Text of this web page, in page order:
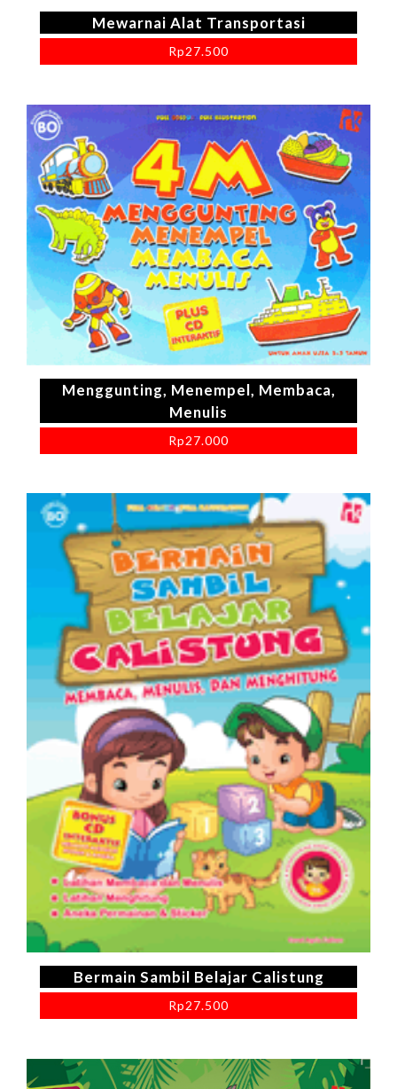
Mewarnai Alat Transportasi
Rp27.500
Menggunting, Menempel, Membaca,
Menulis
Rp27.000
Bermain Sambil Belajar Calistung
Rp27.500